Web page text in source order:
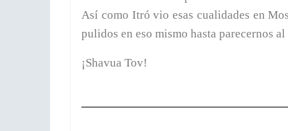
Así como Itró vio esas cualidades en
pulidos en eso mismo hasta parecernos al
¡Shavua Tov!